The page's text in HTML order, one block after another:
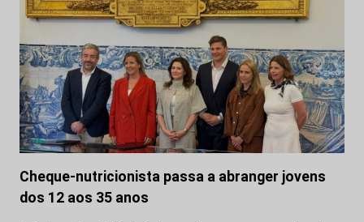
Cheque-nutricionista passa a abranger jovens
dos 12 aos 35 anos